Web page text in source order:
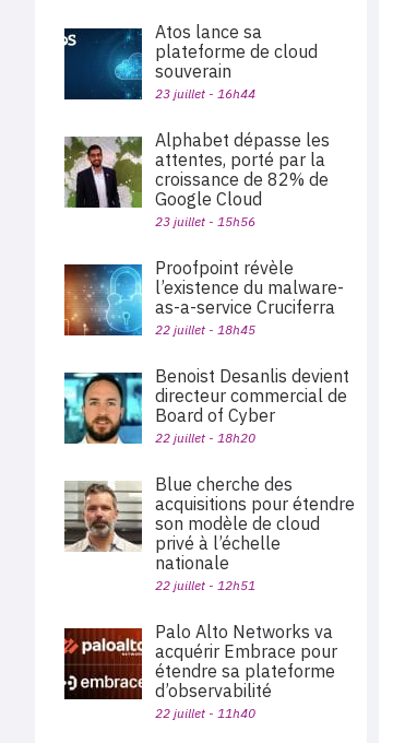
Atos lance sa
plateforme de cloud
souverain
23 juillet - 16h44
Alphabet dépasse les
attentes, porté par la
croissance de 82% de
Google Cloud
23 juillet - 15h56
Proofpoint révèle
l’existence du malware-
as-a-service Cruciferra
22 juillet - 18h45
Benoist Desanlis devient
directeur commercial de
Board of Cyber
22 juillet - 18h20
Blue cherche des
acquisitions pour étendre
son modèle de cloud
privé à l’échelle
nationale
22 juillet - 12h51
Palo Alto Networks va
acquérir Embrace pour
étendre sa plateforme
d’observabilité
22 juillet - 11h40